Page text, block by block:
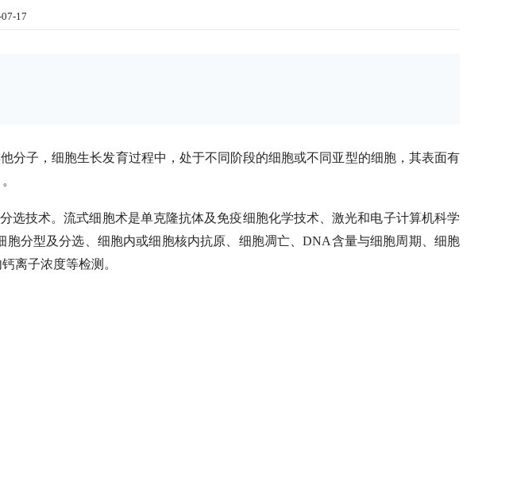
17
分子，细胞生长发育过程中，处于不同阶段的细胞或不同亚型的细胞，其表面有
。
选技术。流式细胞术是单克隆抗体及免疫细胞化学技术、激光和电子计算机科学
分型及分选、细胞内或细胞核内抗原、细胞凋亡、DNA含量与细胞周期、细胞
离子浓度等检测。